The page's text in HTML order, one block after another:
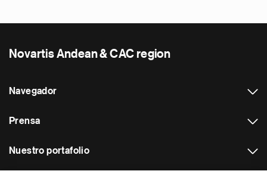
Novartis Andean & CAC region
Navegador
Prensa
Nuestro portafolio